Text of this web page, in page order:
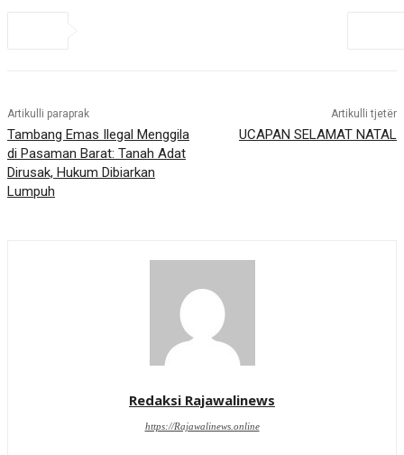
Artikulli paraprak
Tambang Emas Ilegal Menggila
di Pasaman Barat: Tanah Adat
Dirusak, Hukum Dibiarkan
Lumpuh
Artikulli tjetër
UCAPAN SELAMAT NATAL
Redaksi Rajawalinews
https://Rajawalinews.online